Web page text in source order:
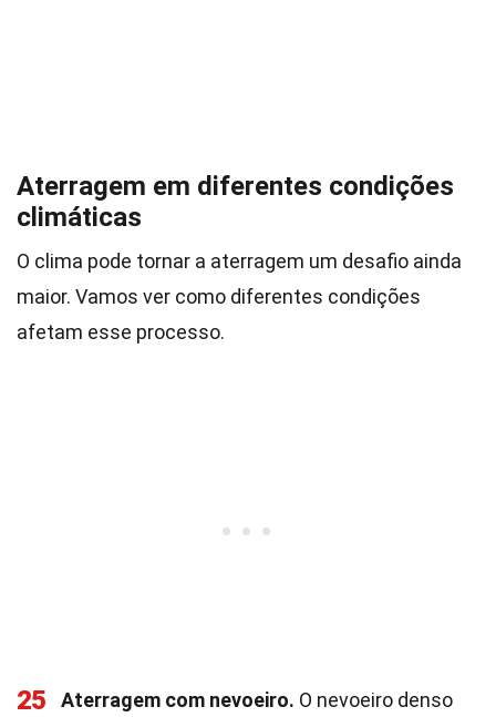
Aterragem em diferentes condições
climáticas
O clima pode tornar a aterragem um desafio ainda
maior. Vamos ver como diferentes condições
afetam esse processo.
25 Aterragem com nevoeiro. O nevoeiro denso